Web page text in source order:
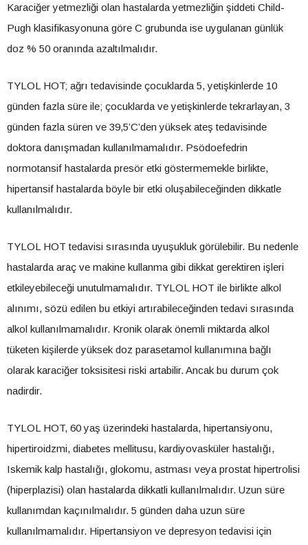
Karaciğer yetmezliği olan hastalarda yetmezliğin şiddeti Child-
Pugh klasifikasyonuna göre C grubunda ise uygulanan günlük
doz % 50 oranında azaltılmalıdır.
TYLOL HOT; ağrı tedavisinde çocuklarda 5, yetişkinlerde 10
günden fazla süre ile; çocuklarda ve yetişkinlerde tekrarlayan, 3
günden fazla süren ve 39,5’C’den yüksek ateş tedavisinde
doktora danışmadan kullanılmamalıdır. Psödoefedrin
normotansif hastalarda presör etki göstermemekle birlikte,
hipertansif hastalarda böyle bir etki oluşabileceğinden dikkatle
kullanılmalıdır.
TYLOL HOT tedavisi sırasında uyuşukluk görülebilir. Bu nedenle
hastalarda araç ve makine kullanma gibi dikkat gerektiren işleri
etkileyebileceği unutulmamalıdır. TYLOL HOT ile birlikte alkol
alınımı, sözü edilen bu etkiyi artırabileceğinden tedavi sırasında
alkol kullanılmamalıdır. Kronik olarak önemli miktarda alkol
tüketen kişilerde yüksek doz parasetamol kullanımına bağlı
olarak karaciğer toksisitesi riski artabilir. Ancak bu durum çok
nadirdir.
TYLOL HOT, 60 yaş üzerindeki hastalarda, hipertansiyonu,
hipertiroidzmi, diabetes mellitusu, kardiyovasküler hastalığı,
Iskemik kalp hastalığı, glokomu, astması veya prostat hipertrolisi
(hiperplazisi) olan hastalarda dikkatli kullanılmalıdır. Uzun süre
kullanımdan kaçınılmalıdır. 5 günden daha uzun süre
kullanılmamalıdır. Hipertansiyon ve depresyon tedavisi için